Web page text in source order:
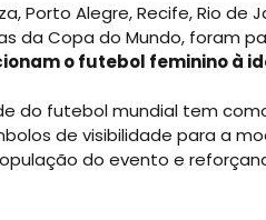
Porto Alegre, Recife, Rio de
da Copa do Mundo, foram
o futebol feminino à
do futebol mundial tem
de visibilidade para a
do evento e